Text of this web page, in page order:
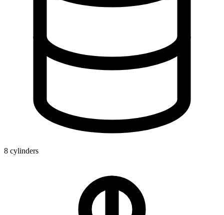
8 cylinders